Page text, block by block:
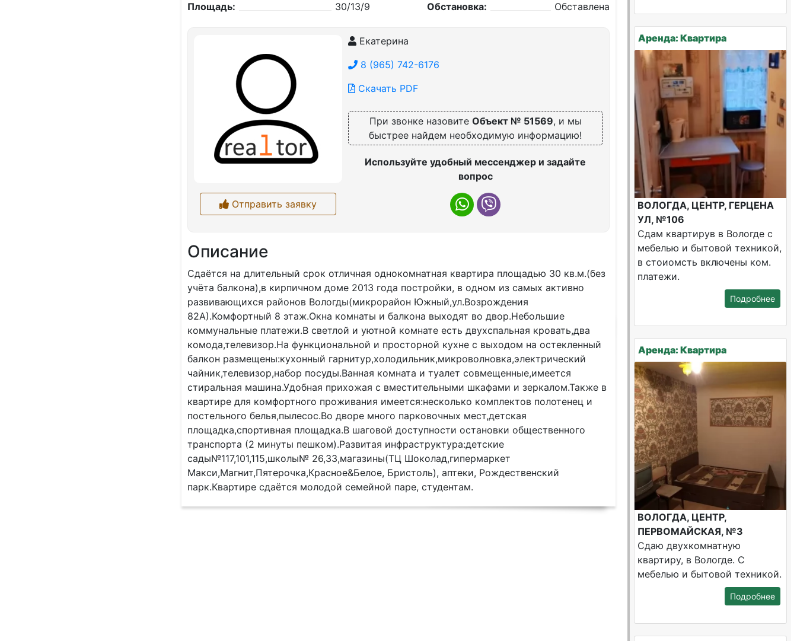
Площадь:
30/13/9
Обстановка:
Обставлена
Отправить заявку
Екатерина
8 (965) 742-6176
Скачать PDF
При звонке назовите Объект № 51569, и мы
быстрее найдем необходимую информацию!
Используйте удобный мессенджер и задайте
вопрос
Описание
Сдаётся на длительный срок отличная однокомнатная квартира площадью 30 кв.м.(без
учёта балкона),в кирпичном доме 2013 года постройки, в одном из самых активно
развивающихся районов Вологды(микрорайон Южный,ул.Возрождения
82А).Комфортный 8 этаж.Окна комнаты и балкона выходят во двор.Небольшие
коммунальные платежи.В светлой и уютной комнате есть двухспальная кровать,два
комода,телевизор.На функциональной и просторной кухне с выходом на остекленный
балкон размещены:кухонный гарнитур,холодильник,микроволновка,электрический
чайник,телевизор,набор посуды.Ванная комната и туалет совмещенные,имеется
стиральная машина.Удобная прихожая с вместительными шкафами и зеркалом.Также в
квартире для комфортного проживания имеется:несколько комплектов полотенец и
постельного белья,пылесос.Во дворе много парковочных мест,детская
площадка,спортивная площадка.В шаговой доступности остановки общественного
транспорта (2 минуты пешком).Развитая инфраструктура:детские
сады№117,101,115,школы№ 26,33,магазины(ТЦ Шоколад,гипермаркет
Макси,Магнит,Пятерочка,Красное&Белое, Бристоль), аптеки, Рождественский
парк.Квартире сдаётся молодой семейной паре, студентам.
Аренда: Квартира
ВОЛОГДА, ЦЕНТР, ГЕРЦЕНА
УЛ, №106
Сдам квартирув в Вологде с
мебелью и бытовой техникой,
в стоиомсть включены ком.
платежи.
Подробнее
Аренда: Квартира
ВОЛОГДА, ЦЕНТР,
ПЕРВОМАЙСКАЯ, №3
Сдаю двухкомнатную
квартиру, в Вологде. С
мебелью и бытовой техникой.
Подробнее